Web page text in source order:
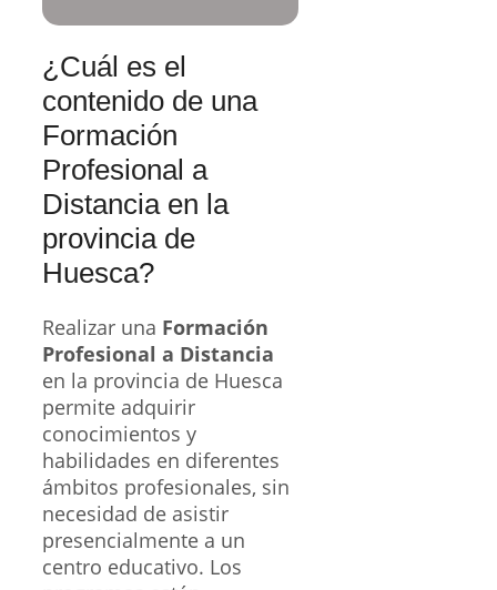
¿Cuál es el
contenido de una
Formación
Profesional a
Distancia en la
provincia de
Huesca?
Realizar una Formación
Profesional a Distancia
en la provincia de Huesca
permite adquirir
conocimientos y
habilidades en diferentes
ámbitos profesionales, sin
necesidad de asistir
presencialmente a un
centro educativo. Los